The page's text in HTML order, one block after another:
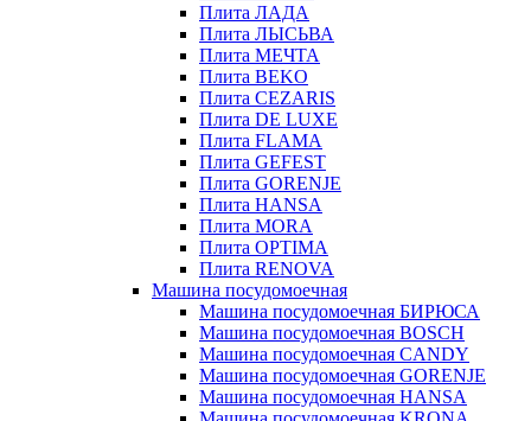
Плита ЛАДА
Плита ЛЫСЬВА
Плита МЕЧТА
Плита BEKO
Плита CEZARIS
Плита DE LUXE
Плита FLAMA
Плита GEFEST
Плита GORENJE
Плита HANSA
Плита MORA
Плита OPTIMA
Плита RENOVA
Машина посудомоечная
Машина посудомоечная БИРЮСА
Машина посудомоечная BOSCH
Машина посудомоечная CANDY
Машина посудомоечная GORENJE
Машина посудомоечная HANSA